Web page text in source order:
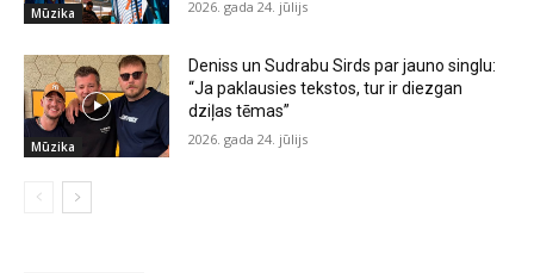
Mūzika 2026. gada 24. jūlijs
Mūzika
Deniss un Sudrabu Sirds par jauno singlu:
“Ja paklausies tekstos, tur ir diezgan
dziļas tēmas”
2026. gada 24. jūlijs